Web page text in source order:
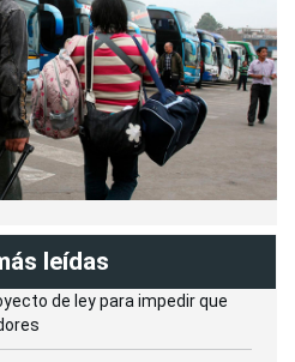
leídas
de ley para impedir que